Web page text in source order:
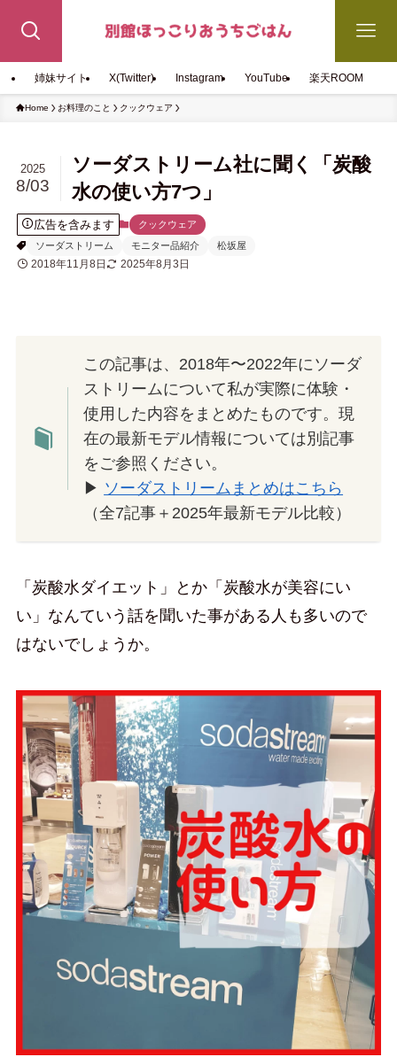
姉妹サイト X(Twitter) Instagram YouTube 楽天ROOM
Home お料理のこと クックウェア
ソーダストリーム社に聞く「炭酸
水の使い方7つ」
2025
8/03
広告を含みます
クックウェア
ソーダストリーム
モニター品紹介 松坂屋
2018年11月8日 2025年8月3日
この記事は、2018年〜2022年にソーダ
ストリームについて私が実際に体験・
使用した内容をまとめたものです。現
在の最新モデル情報については別記事
をご参照ください。
▶ ソーダストリームまとめはこちら
（全7記事＋2025年最新モデル比較）
「炭酸水ダイエット」とか「炭酸水が美容にい
い」なんていう話を聞いた事がある人も多いので
はないでしょうか。